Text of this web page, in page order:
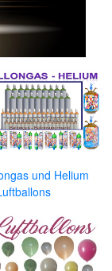
und Helium